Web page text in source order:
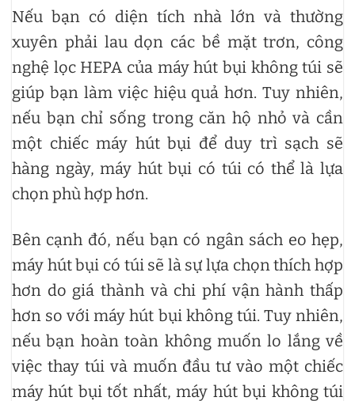
Nếu bạn có diện tích nhà lớn và thường
xuyên phải lau dọn các bề mặt trơn, công
nghệ lọc HEPA của máy hút bụi không túi sẽ
giúp bạn làm việc hiệu quả hơn. Tuy nhiên,
nếu bạn chỉ sống trong căn hộ nhỏ và cần
một chiếc máy hút bụi để duy trì sạch sẽ
hàng ngày, máy hút bụi có túi có thể là lựa
chọn phù hợp hơn.
Bên cạnh đó, nếu bạn có ngân sách eo hẹp,
máy hút bụi có túi sẽ là sự lựa chọn thích hợp
hơn do giá thành và chi phí vận hành thấp
hơn so với máy hút bụi không túi. Tuy nhiên,
nếu bạn hoàn toàn không muốn lo lắng về
việc thay túi và muốn đầu tư vào một chiếc
máy hút bụi tốt nhất, máy hút bụi không túi